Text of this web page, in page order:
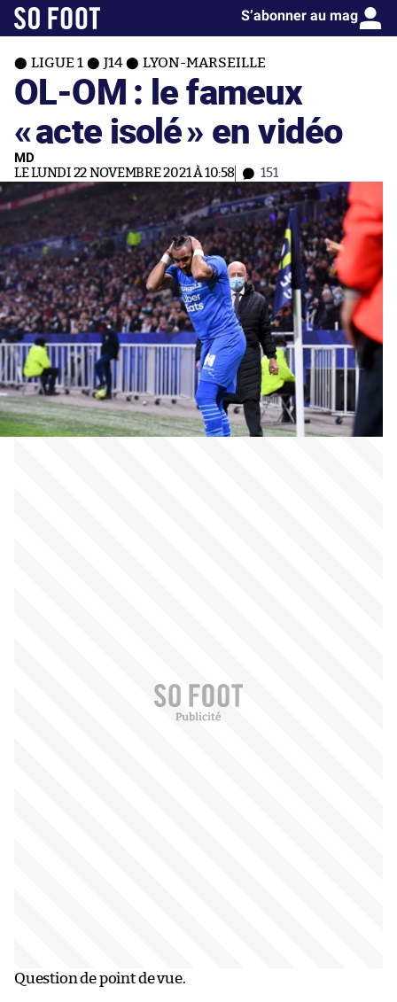
S’abonner au mag
LIGUE 1 J14 LYON-MARSEILLE
OL-OM : le fameux
«acte isolé» en vidéo
MD
LE LUNDI 22 NOVEMBRE 2021 À 10:58 151
Question de point de vue.